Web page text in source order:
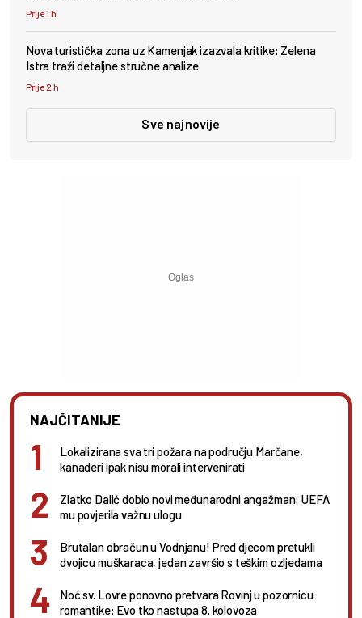
Prije 1 h
Nova turistička zona uz Kamenjak izazvala kritike: Zelena
Istra traži detaljne stručne analize
Prije 2 h
Sve najnovije
NAJČITANIJE
Lokalizirana sva tri požara na području Marčane,
kanaderi ipak nisu morali intervenirati
Zlatko Dalić dobio novi međunarodni angažman: UEFA
mu povjerila važnu ulogu
Brutalan obračun u Vodnjanu! Pred djecom pretukli
dvojicu muškaraca, jedan završio s teškim ozljedama
Noć sv. Lovre ponovno pretvara Rovinj u pozornicu
romantike: Evo tko nastupa 8. kolovoza